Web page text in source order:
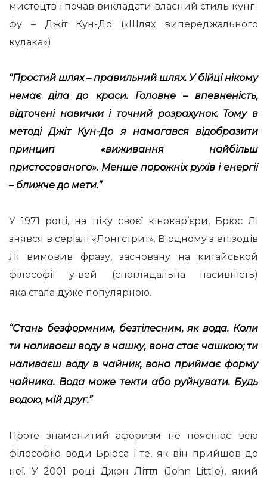
мистецтв і почав викладати власний стиль кунг-
фу – Джіт Кун-До («Шлях випереджального
кулака»).
“Простий шлях – правильний шлях. У бійці нікому
немає діла до краси. Головне – впевненість,
відточені навички і точний розрахунок. Тому в
методі Джіт Кун-До я намагався відобразити
принцип «виживання найбільш
пристосованого». Менше порожніх рухів і енергії
– ближче до мети.”
У 1971 році, на піку своєї кінокар’єри, Брюс Лі
знявся в серіалі «Лонгстрит». В одному з епізодів
Лі вимовив фразу, засновану на китайськой
філософії у-вей (споглядальна пасивність)
яка стала дуже популярною.
“Стань безформним, безтілесним, як вода. Коли
ти наливаєш воду в чашку, вона стає чашкою; ти
наливаєш воду в чайник, вона приймає форму
чайника. Вода може текти або руйнувати. Будь
водою, мій друг.”
Проте знаменитий афоризм не пояснює всю
філософію води Брюса і те, як він прийшов до
неї. У 2001 році Джон Літтл (John Little), який